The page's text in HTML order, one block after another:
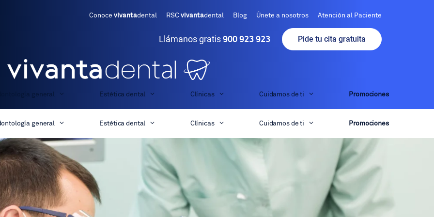
Conoce vivantadental RSC vivantadental Blog Únete a nosotros Atención al Paciente
Llámanos gratis 900 923 923 Pide tu cita gratuita
general Estética dental Clínicas Cuidamos de ti Promociones
general Estética dental Clínicas Cuidamos de ti Promociones